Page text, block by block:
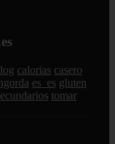
calorias casero
es_es gluten
tomar